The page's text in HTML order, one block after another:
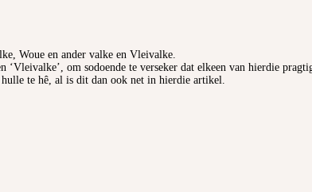
Woue en ander valke en Vleivalke.
om sodoende te verseker dat elkeen van hierdie
te hê, al is dit dan ook net in hierdie artikel.